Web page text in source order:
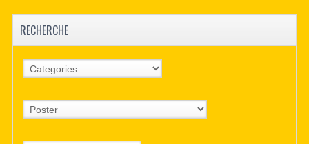
RECHERCHE